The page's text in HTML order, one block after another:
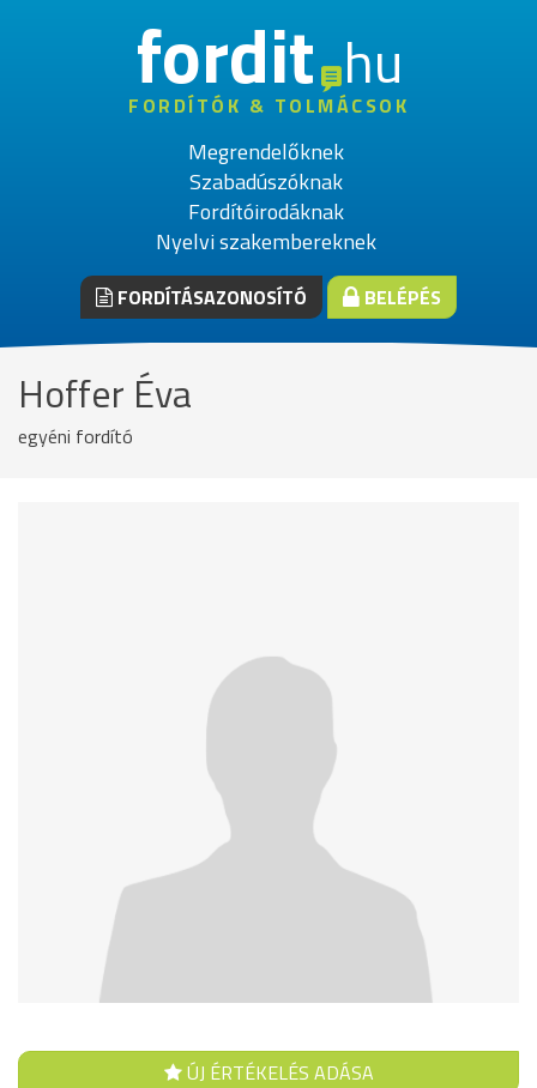
fordithu
FORDÍTÓK & TOLMÁCSOK
Megrendelőknek
Szabadúszóknak
Fordítóirodáknak
Nyelvi szakembereknek
FORDÍTÁSAZONOSÍTÓ BELÉPÉS
Hoffer Éva
egyéni fordító
ÚJ ÉRTÉKELÉS ADÁSA